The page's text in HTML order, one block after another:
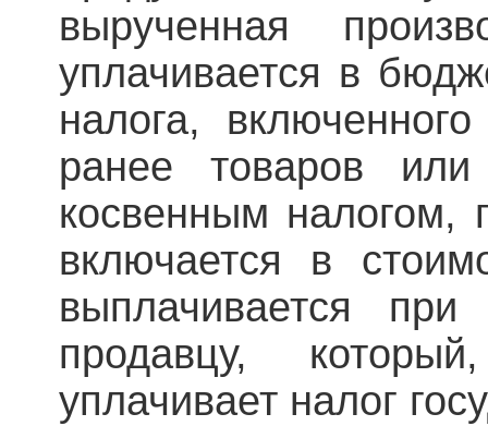
вырученная
уплачивается в
налога,
ранее товаров
косвенным налогом,
включается в
выплачивается при
продавцу,
уплачивает налог